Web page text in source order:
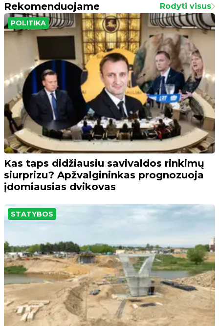
Rekomenduojame Rodyti visus
POLITIKA
Kas taps didžiausiu savivaldos rinkimų
siurprizu? Apžvalgininkas prognozuoja
įdomiausias dvikovas
STATYBOS